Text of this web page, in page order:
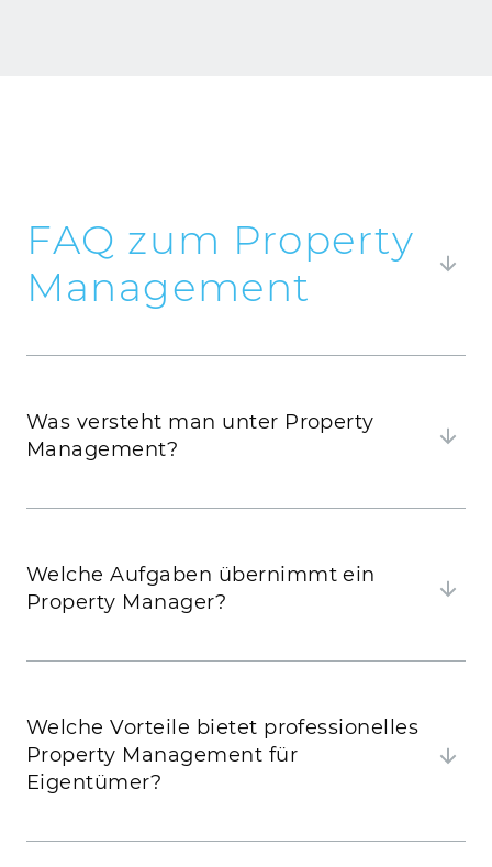
FAQ zum Property
Management
Was versteht man unter Property
Management?
Welche Aufgaben übernimmt ein
Property Manager?
Welche Vorteile bietet professionelles
Property Management für
Eigentümer?